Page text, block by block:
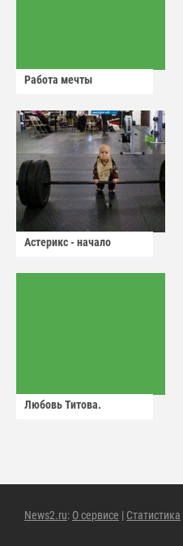
Работа мечты
Астерикс - начало
Любовь Титова.
News2.ru: О сервисе | Статистика